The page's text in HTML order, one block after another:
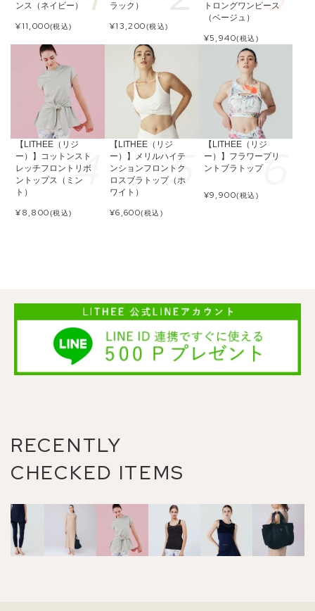
ンス（ネイビー）
¥11,000(税込)
ラック）
¥13,200(税込)
トロングワンピース
（ベージュ）
¥5,940(税込)
【LITHEE（リジ
ー）】コットンスト
レッチフロントリボ
ントップス（ミン
ト）
¥8,800(税込)
【LITHEE（リジ
ー）】メリルハイテ
ンションフロントク
ロスブラトップ（ホ
ワイト）
¥6,600(税込)
【LITHEE（リジ
ー）】フラワープリ
ントブラトップ
¥9,900(税込)
RECENTLY
CHECKED ITEMS